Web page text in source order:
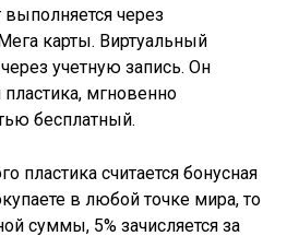
через
карты. Виртуальный
учетную запись. Он
мгновенно
бесплатный.
пластика считается бонусная
в любой точке мира, то
суммы, 5% зачисляется за